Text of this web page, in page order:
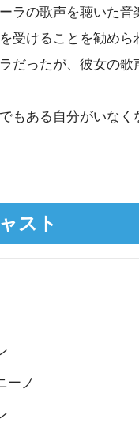
ラの歌声を聴いた
受けることを勧めら
だったが、彼女の
もある自分がいな
スト
ーノ